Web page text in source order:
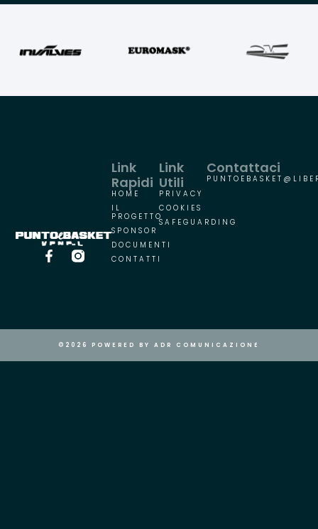
Link
Utili
PRIVACY
COOKIES
SAFEGUARDING
Link
Rapidi
HOME
IL
PROGETTO
SPONSOR
DOCUMENTI
CONTATTI
Contattaci
©2026 POWERED BY ADR COMUNICAZIONE